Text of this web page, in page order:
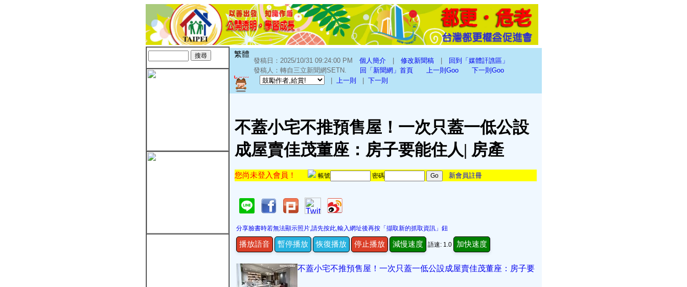
繁體
發稿日：2025/10/31 09:24:00 PM 個人簡介| 修改新聞稿|
回到「媒體訐譙區」
發稿人：轉自三立新聞網SETN.
回「新聞網」首頁 上一則Goo
下一則Goo
上一則 下一則
不蓋小宅不推預售屋！一次只蓋一低公設
成屋賣佳茂董座：房子要能住人| 房產
您尚未登入會員！ 帳號 密碼 新會員註冊
分享臉書時若無法顯示照片,請先按此,輸入網址後再按「擷取新的抓取資訊」鈕
播放語音 暫停播放 恢復播放 停止播放 減慢速度 語速: 1.0 加快速度
不蓋小宅不推預售屋！一次只蓋一低公設成屋賣佳茂董座：房子要